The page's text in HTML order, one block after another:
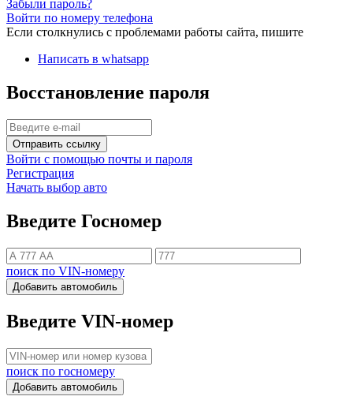
Забыли пароль?
Войти по номеру телефона
Если столкнулись с проблемами работы сайта, пишите
Написать в whatsapp
Восстановление пароля
Отправить ссылку
Войти с помощью почты и пароля
Регистрация
Начать выбор авто
Введите Госномер
поиск по VIN-номеру
Добавить автомобиль
Введите VIN-номер
поиск по госномеру
Добавить автомобиль